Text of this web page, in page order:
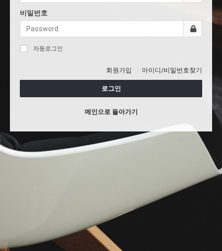
비밀번호
자동로그인
회원가입 아이디/비밀번호찾기
로그인
메인으로 돌아가기